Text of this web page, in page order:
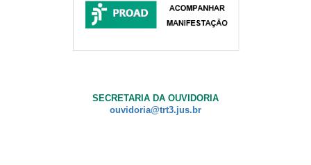
SECRETARIA DA OUVIDORIA
ouvidoria@trt3.jus.br